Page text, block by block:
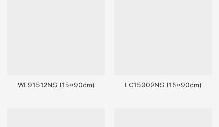
WL91512NS (15x90cm) LC15909NS (15x90cm)